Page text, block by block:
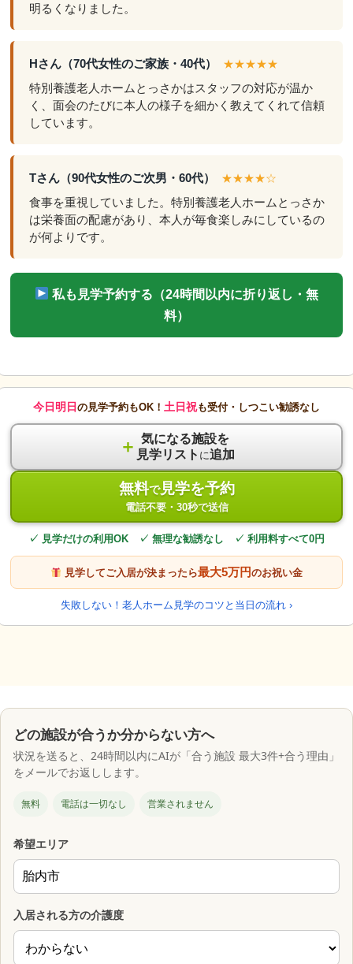
明るくなりました。
Hさん（70代女性のご家族・40代） ★★★★★
特別養護老人ホームとっさかはスタッフの対応が温か
く、面会のたびに本人の様子を細かく教えてくれて信頼
しています。
Tさん（90代女性のご次男・60代） ★★★★☆
食事を重視していました。特別養護老人ホームとっさか
は栄養面の配慮があり、本人が毎食楽しみにしているの
が何よりです。
私も見学予約する（24時間以内に折り返し・無
料）
今日明日 の見学予約もOK！ 土日祝も受付・しつこい勧誘なし
＋ 気になる施設を
見学リスト に追加
無料で見学を予約
電話不要・30秒で送信
✓ 見学だけの利用OK ✓ 無理な勧誘なし ✓ 利用料すべて0円
見学してご入居が決まったら最大5万円のお祝い金
失敗しない！老人ホーム見学のコツと当日の流れ ›
どの施設が合うか分からない方へ
状況を送ると、24時間以内にAIが「合う施設 最大3件+合う理由」
をメールでお返しします。
無料 電話は一切なし 営業されません
希望エリア
入居される方の介護度